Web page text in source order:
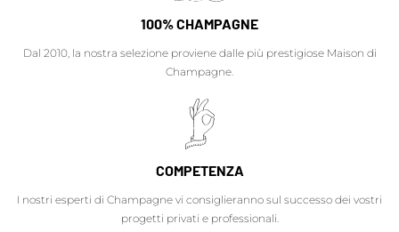
100% CHAMPAGNE
Dal 2010, la nostra selezione proviene dalle più prestigiose Maison di
Champagne.
COMPETENZA
I nostri esperti di Champagne vi consiglieranno sul successo dei vostri
progetti privati e professionali.